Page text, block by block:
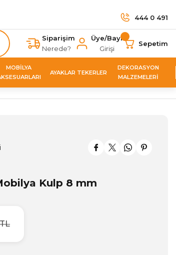
444 0 491
Siparişim
Nerede?
Üye/Bayi
Girişi
Sepetim
MOBİLYA
AYAKLAR TEKERLER
DEKORASYON
MALZEMELERİ
Kulp 8 mm